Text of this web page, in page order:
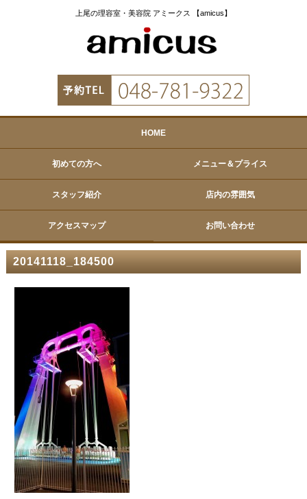
上尾の理容室・美容院 アミークス 【amicus】
HOME
初めての方へ メニュー＆プライス
スタッフ紹介 店内の雰囲気
アクセスマップ お問い合わせ
20141118_184500